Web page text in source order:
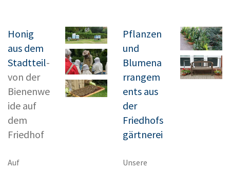
Honig
aus dem
Stadtteil-
von der
Bienenwe
ide auf
dem
Friedhof
Auf
Pflanzen
und
Blumena
rrangem
ents aus
der
Friedhofs
gärtnerei
Unsere